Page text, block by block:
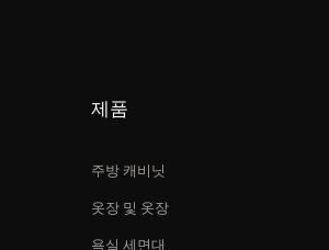
제품
주방 캐비닛
옷장 및 옷장